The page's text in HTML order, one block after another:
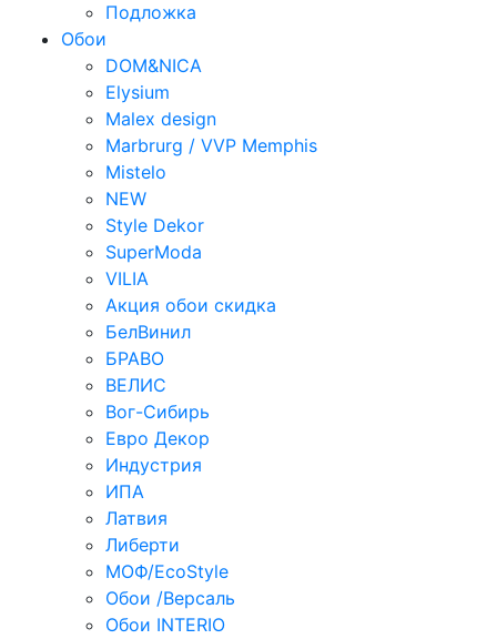
Подложка
Обои
DOM&NICA
Elysium
Malex design
Marbrurg / VVP Memphis
Mistelo
NEW
Style Dekor
SuperModa
VILIA
Акция обои скидка
БелВинил
БРАВО
ВЕЛИС
Вог-Сибирь
Евро Декор
Индустрия
ИПА
Латвия
Либерти
МОФ/EcoStyle
Обои /Версаль
Обои INTERIO